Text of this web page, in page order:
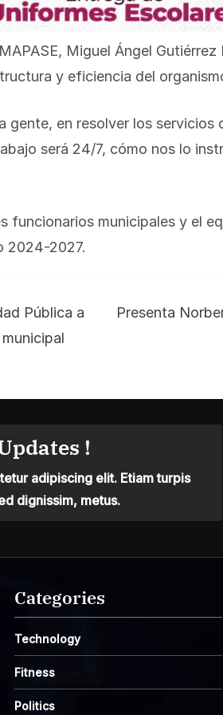
Miguel Ángel
y eficiencia del
gente, en resolver los
será 24/7, cómo nos lo
funcionarios municipales y el
2024-2027.
Pública a
Presenta
!
adipiscing elit. Etiam turpis
dignissim, metus.
Categories
Technology
Fitness
Politics